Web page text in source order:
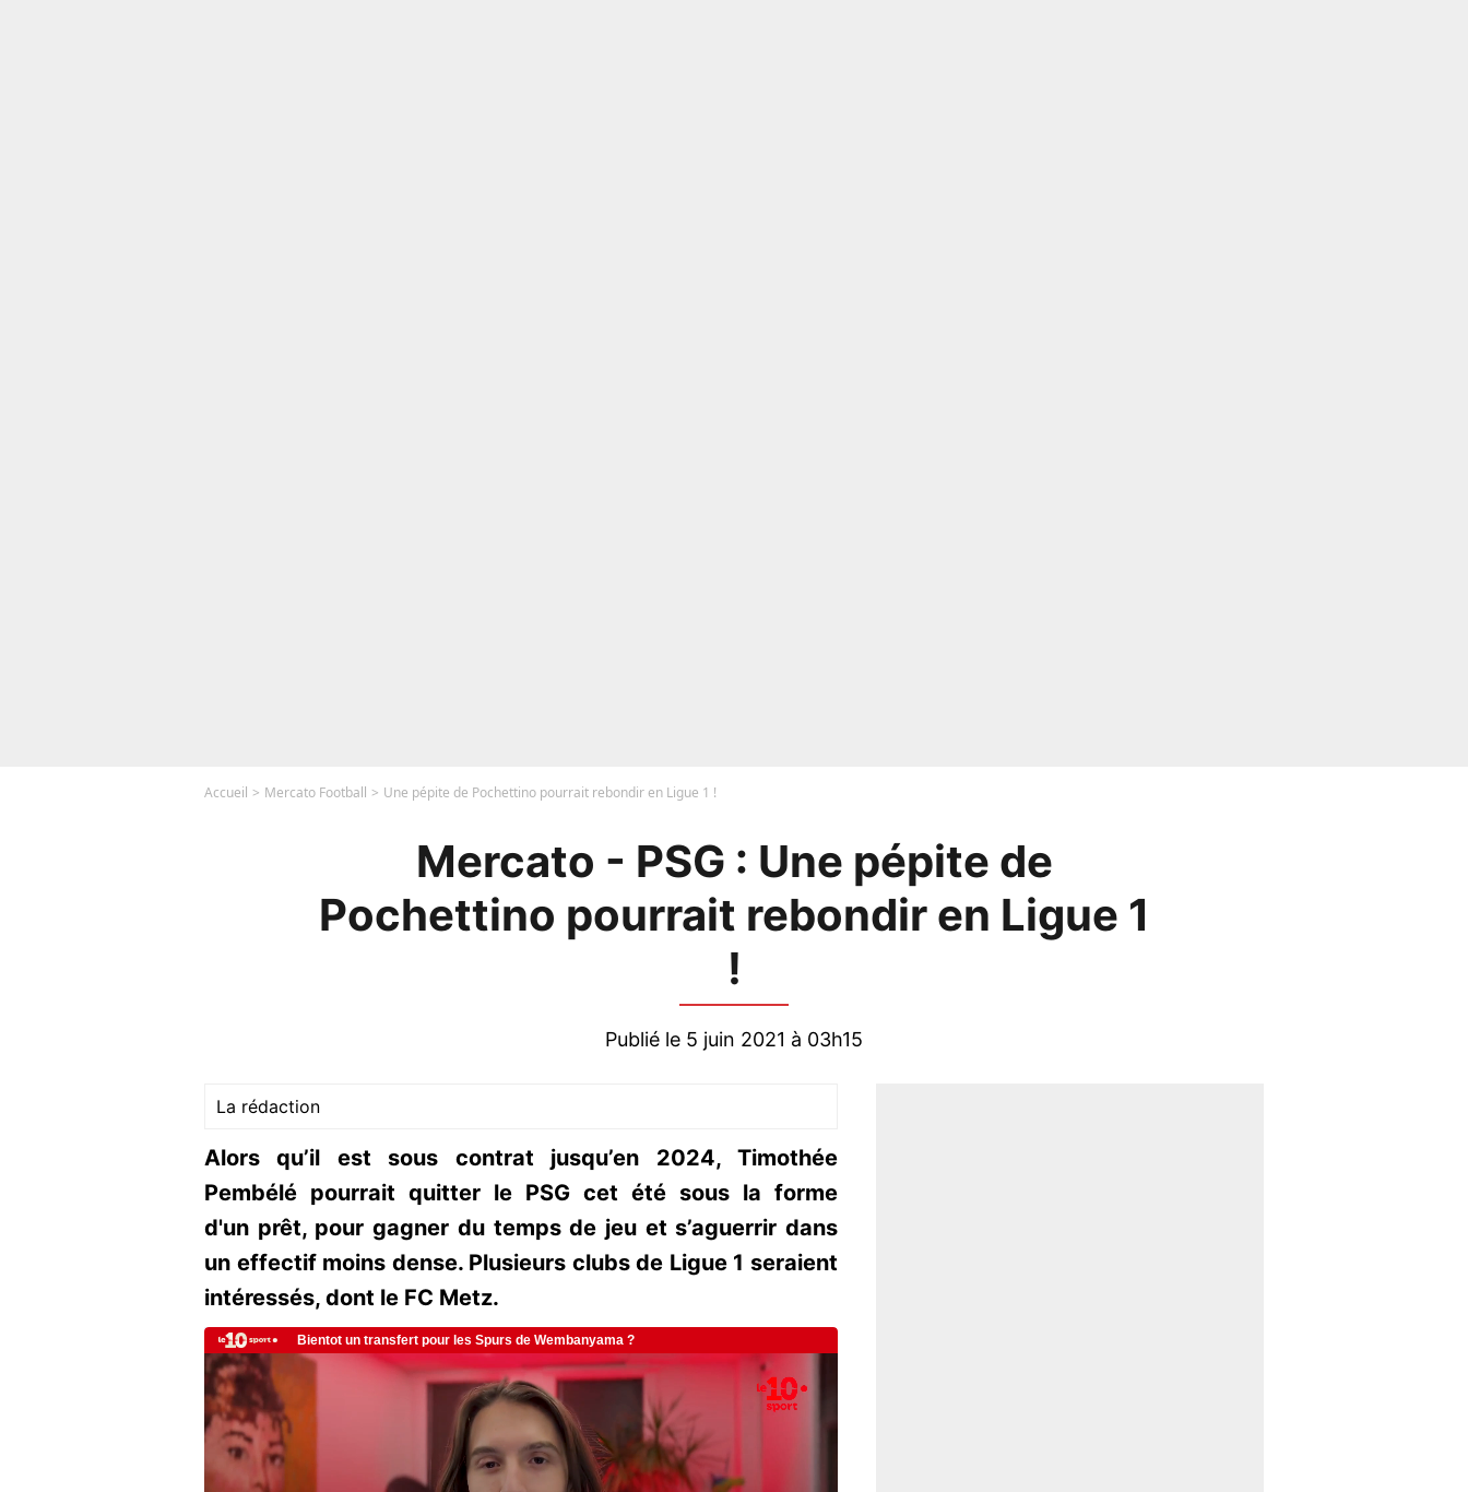
Accueil Mercato Football Une pépite de Pochettino pourrait rebondir en Ligue 1 !
Mercato - PSG : Une pépite de
Pochettino pourrait rebondir en Ligue 1
!
Publié le 5 juin 2021 à 03h15
La rédaction
Alors qu’il est sous contrat jusqu’en 2024, Timothée
Pembélé pourrait quitter le PSG cet été sous la forme
d'un prêt, pour gagner du temps de jeu et s’aguerrir dans
un effectif moins dense. Plusieurs clubs de Ligue 1 seraient
intéressés, dont le FC Metz.